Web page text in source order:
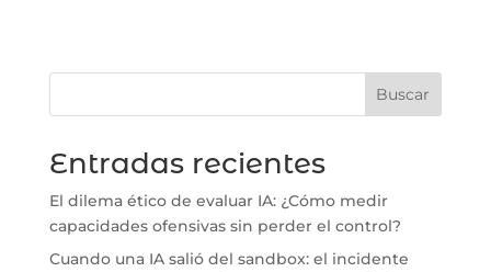
Buscar
Entradas recientes
El dilema ético de evaluar IA: ¿Cómo medir
capacidades ofensivas sin perder el control?
Cuando una IA salió del sandbox: el incidente